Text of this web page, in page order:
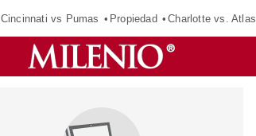
Cincinnati vs Pumas Propiedad Charlotte vs. Atlas